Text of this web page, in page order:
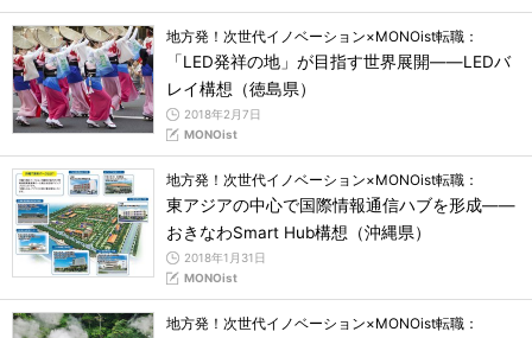
地方発！次世代イノベーション×MONOist転職：
「LED発祥の地」が目指す世界展開――LEDバ
レイ構想（徳島県）
2018年2月7日
MONOist
地方発！次世代イノベーション×MONOist転職：
東アジアの中心で国際情報通信ハブを形成――
おきなわSmart Hub構想（沖縄県）
2018年1月31日
MONOist
地方発！次世代イノベーション×MONOist転職：